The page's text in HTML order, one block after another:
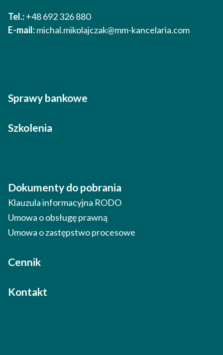
Tel.:+48 692 326 880
E-mail:michal.mikolajczak@mm-kancelaria.com
Sprawy bankowe
Szkolenia
Dokumenty do pobrania
Klauzula informacyjna RODO
Umowa o obsługę prawną
Umowa o zastępstwo procesowe
Cennik
Kontakt